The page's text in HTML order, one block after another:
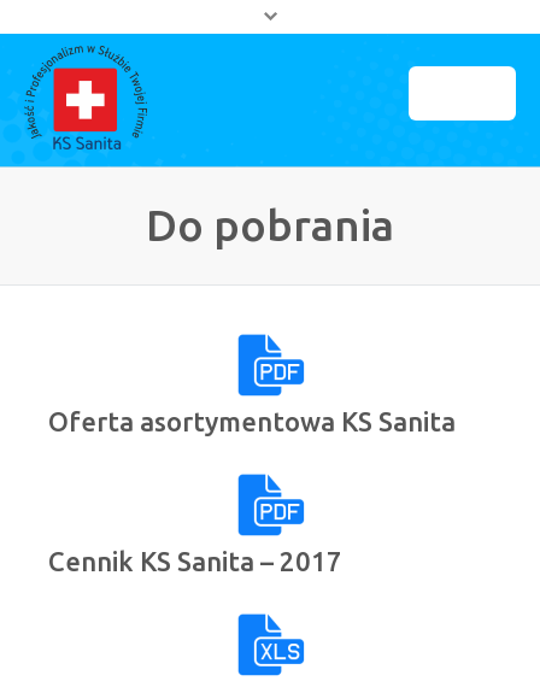
Strona główna
O firmie
Do pobrania
Oferta asortymentowa KS Sanita
Cennik KS Sanita – 2017